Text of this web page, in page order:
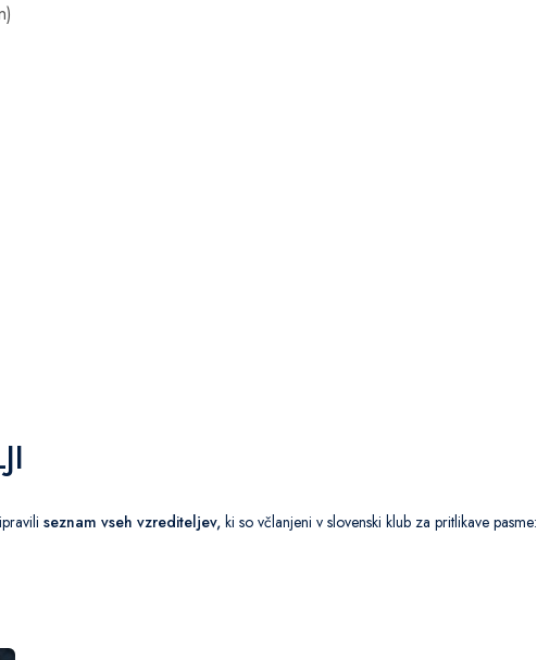
seznam vseh vzrediteljev,ki so včlanjeni v slovenski klub za pritlikave pasme: